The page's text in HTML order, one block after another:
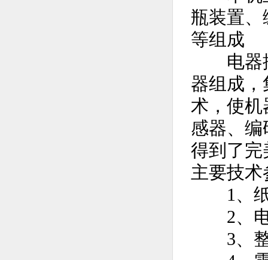
瓶装置、
等组成
电器控
器组成
术，使机
感器、
得到了完
主要技术
1、纸
2、电
3、整